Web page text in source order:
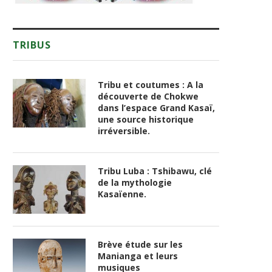
TRIBUS
Tribu et coutumes : A la
découverte de Chokwe
dans l’espace Grand Kasaï,
une source historique
irréversible.
Tribu Luba : Tshibawu, clé
de la mythologie
Kasaïenne.
Brève étude sur les
Manianga et leurs
musiques